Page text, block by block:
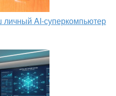
личный AI-суперкомпьютер